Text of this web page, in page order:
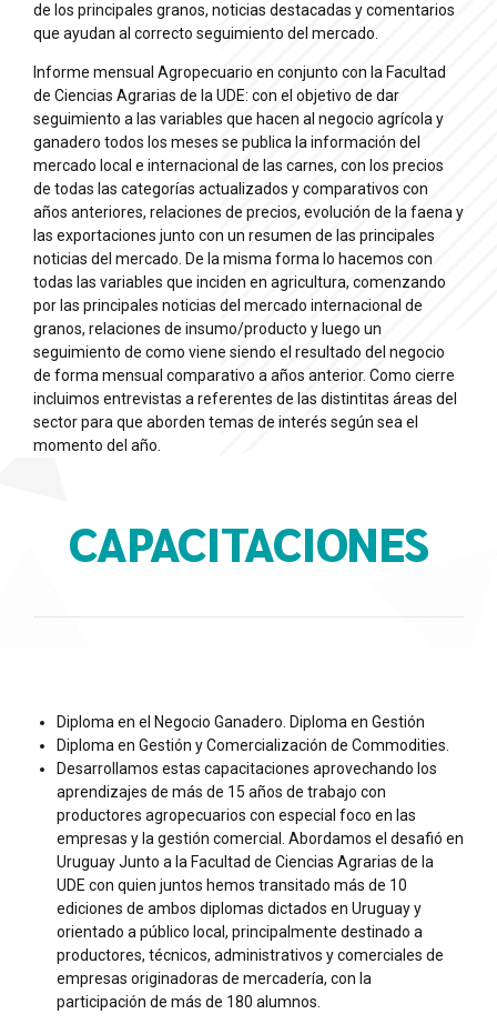
de los principales granos, noticias destacadas y comentarios
que ayudan al correcto seguimiento del mercado.
Informe mensual Agropecuario en conjunto con la Facultad
de Ciencias Agrarias de la UDE: con el objetivo de dar
seguimiento a las variables que hacen al negocio agrícola y
ganadero todos los meses se publica la información del
mercado local e internacional de las carnes, con los precios
de todas las categorías actualizados y comparativos con
años anteriores, relaciones de precios, evolución de la faena y
las exportaciones junto con un resumen de las principales
noticias del mercado. De la misma forma lo hacemos con
todas las variables que inciden en agricultura, comenzando
por las principales noticias del mercado internacional de
granos, relaciones de insumo/producto y luego un
seguimiento de como viene siendo el resultado del negocio
de forma mensual comparativo a años anterior. Como cierre
incluimos entrevistas a referentes de las distintitas áreas del
sector para que aborden temas de interés según sea el
momento del año.
CAPACITACIONES
Diploma en el Negocio Ganadero. Diploma en Gestión
Diploma en Gestión y Comercialización de Commodities.
Desarrollamos estas capacitaciones aprovechando los
aprendizajes de más de 15 años de trabajo con
productores agropecuarios con especial foco en las
empresas y la gestión comercial. Abordamos el desafió en
Uruguay Junto a la Facultad de Ciencias Agrarias de la
UDE con quien juntos hemos transitado más de 10
ediciones de ambos diplomas dictados en Uruguay y
orientado a público local, principalmente destinado a
productores, técnicos, administrativos y comerciales de
empresas originadoras de mercadería, con la
participación de más de 180 alumnos.